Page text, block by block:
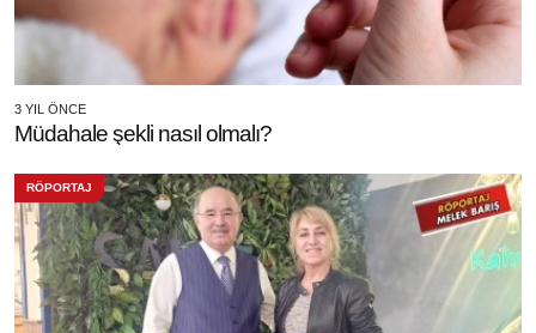
3 YIL ÖNCE
Müdahale şekli nasıl olmalı?
RÖPORTAJ